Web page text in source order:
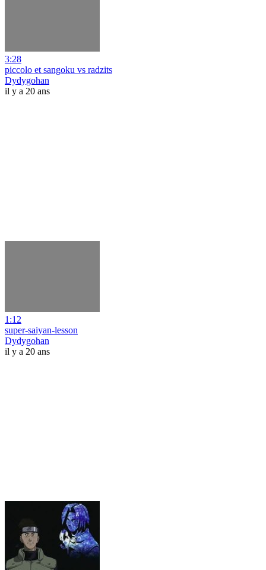
3:28
piccolo et sangoku vs radzits
Dydygohan
il y a 20 ans
1:12
super-saiyan-lesson
Dydygohan
il y a 20 ans